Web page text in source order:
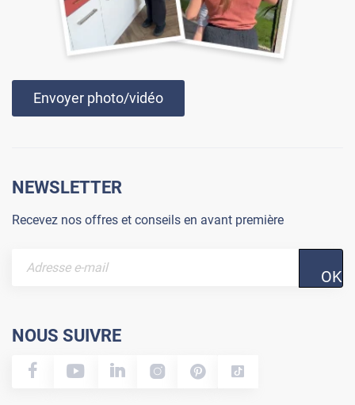
Envoyer photo/vidéo
NEWSLETTER
Recevez nos offres et conseils en avant première
OK
NOUS SUIVRE